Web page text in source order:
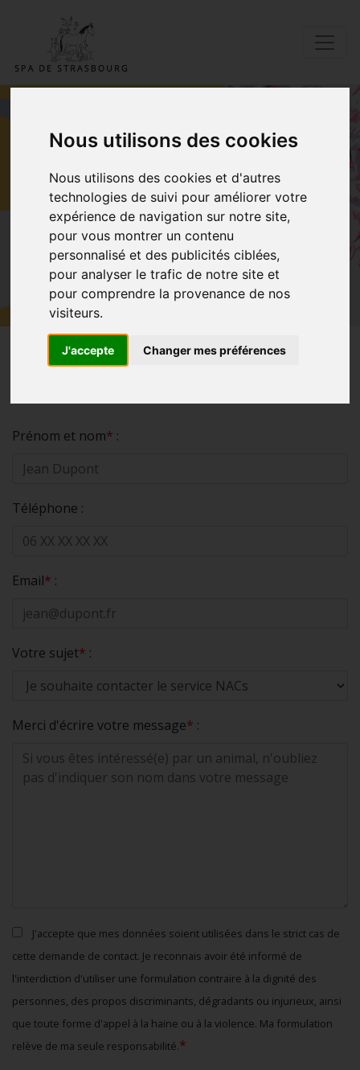
Nous utilisons des cookies
Nous utilisons des cookies et d'autres
technologies de suivi pour améliorer votre
expérience de navigation sur notre site,
pour vous montrer un contenu
personnalisé et des publicités ciblées,
pour analyser le trafic de notre site et
pour comprendre la provenance de nos
visiteurs.
J'accepte Changer mes préférences
CONTACT
Accueil Contact
Prénom et nom* :
Téléphone :
Email* :
Votre sujet* :
Merci d'écrire votre message* :
J'accepte que mes données soient utilisées dans le strict cas de
cette demande de contact. Je reconnais avoir été informé de
l'interdiction d'utiliser une formulation contraire à la dignité des
personnes, des propos discriminants, dégradants ou injurieux, ainsi
que toute forme d'appel à la haine ou à la violence. Ma formulation
relève de ma seule responsabilité.*